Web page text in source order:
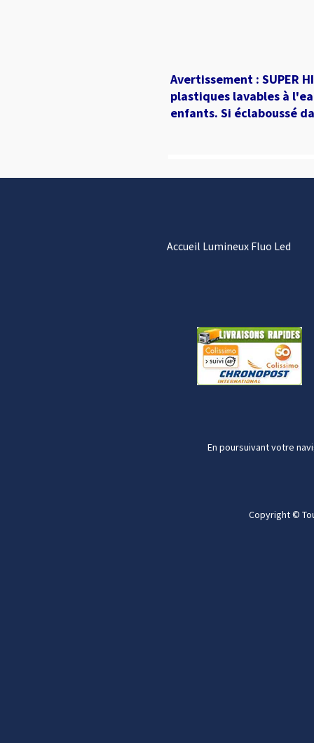
Accueil Lumineux Fluo Led
En poursuivant votre
Copyright ©
Avertissement : SUPER
plastiques lavables à
enfants. Si éclaboussé